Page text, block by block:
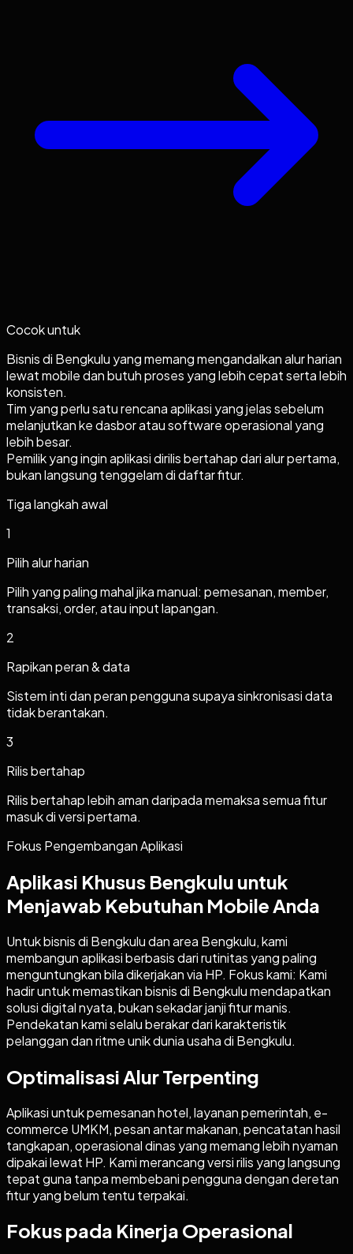
Cocok untuk
Bisnis di Bengkulu yang memang mengandalkan alur harian
lewat mobile dan butuh proses yang lebih cepat serta lebih
konsisten.
Tim yang perlu satu rencana aplikasi yang jelas sebelum
melanjutkan ke dasbor atau software operasional yang
lebih besar.
Pemilik yang ingin aplikasi dirilis bertahap dari alur pertama,
bukan langsung tenggelam di daftar fitur.
Tiga langkah awal
1
Pilih alur harian
Pilih yang paling mahal jika manual: pemesanan, member,
transaksi, order, atau input lapangan.
2
Rapikan peran & data
Sistem inti dan peran pengguna supaya sinkronisasi data
tidak berantakan.
3
Rilis bertahap
Rilis bertahap lebih aman daripada memaksa semua fitur
masuk di versi pertama.
Fokus Pengembangan Aplikasi
Aplikasi Khusus Bengkulu untuk
Menjawab Kebutuhan Mobile Anda
Untuk bisnis di Bengkulu dan area Bengkulu, kami
membangun aplikasi berbasis dari rutinitas yang paling
menguntungkan bila dikerjakan via HP. Fokus kami: Kami
hadir untuk memastikan bisnis di Bengkulu mendapatkan
solusi digital nyata, bukan sekadar janji fitur manis.
Pendekatan kami selalu berakar dari karakteristik
pelanggan dan ritme unik dunia usaha di Bengkulu.
Optimalisasi Alur Terpenting
Aplikasi untuk pemesanan hotel, layanan pemerintah, e-
commerce UMKM, pesan antar makanan, pencatatan hasil
tangkapan, operasional dinas yang memang lebih nyaman
dipakai lewat HP. Kami merancang versi rilis yang langsung
tepat guna tanpa membebani pengguna dengan deretan
fitur yang belum tentu terpakai.
Fokus pada Kinerja Operasional